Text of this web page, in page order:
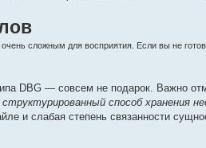
сложным для восприятия. Если вы не
DBG — совсем не подарок. Важно
структурированный способ хранения
и слабая степень связанности